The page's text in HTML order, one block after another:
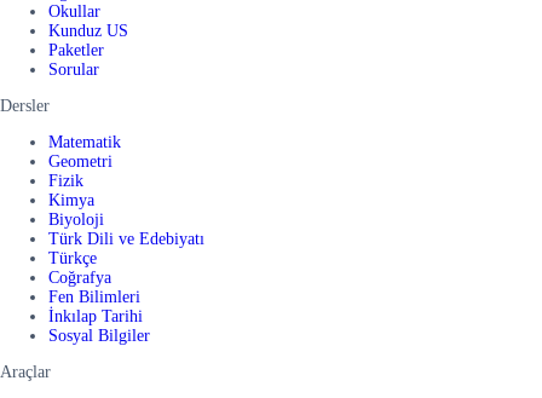
Okullar
Kunduz US
Paketler
Sorular
Dersler
Matematik
Geometri
Fizik
Kimya
Biyoloji
Türk Dili ve Edebiyatı
Türkçe
Coğrafya
Fen Bilimleri
İnkılap Tarihi
Sosyal Bilgiler
Araçlar